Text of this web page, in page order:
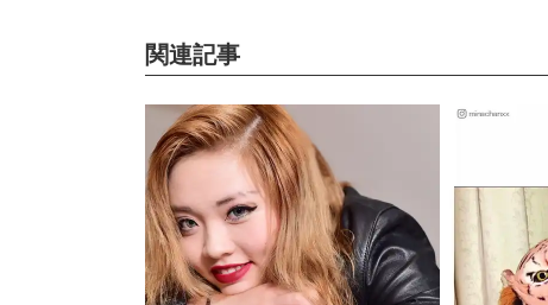
関連記事